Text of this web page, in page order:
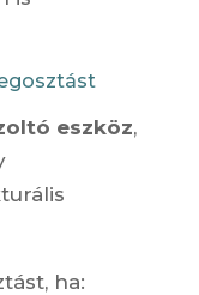
eszköz,
ha: